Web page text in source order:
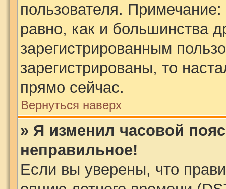
пользователя.
равно, как и большинства
зарегистрированным
зарегистрированы, то
прямо сейчас.
Вернуться наверх
» Я изменил часовой
неправильное!
Если вы уверены, что